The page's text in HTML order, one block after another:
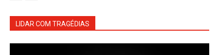
LIDAR COM TRAGÉDIAS